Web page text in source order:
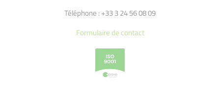
Téléphone : +33 3 24 56 08 09
Formulaire de contact